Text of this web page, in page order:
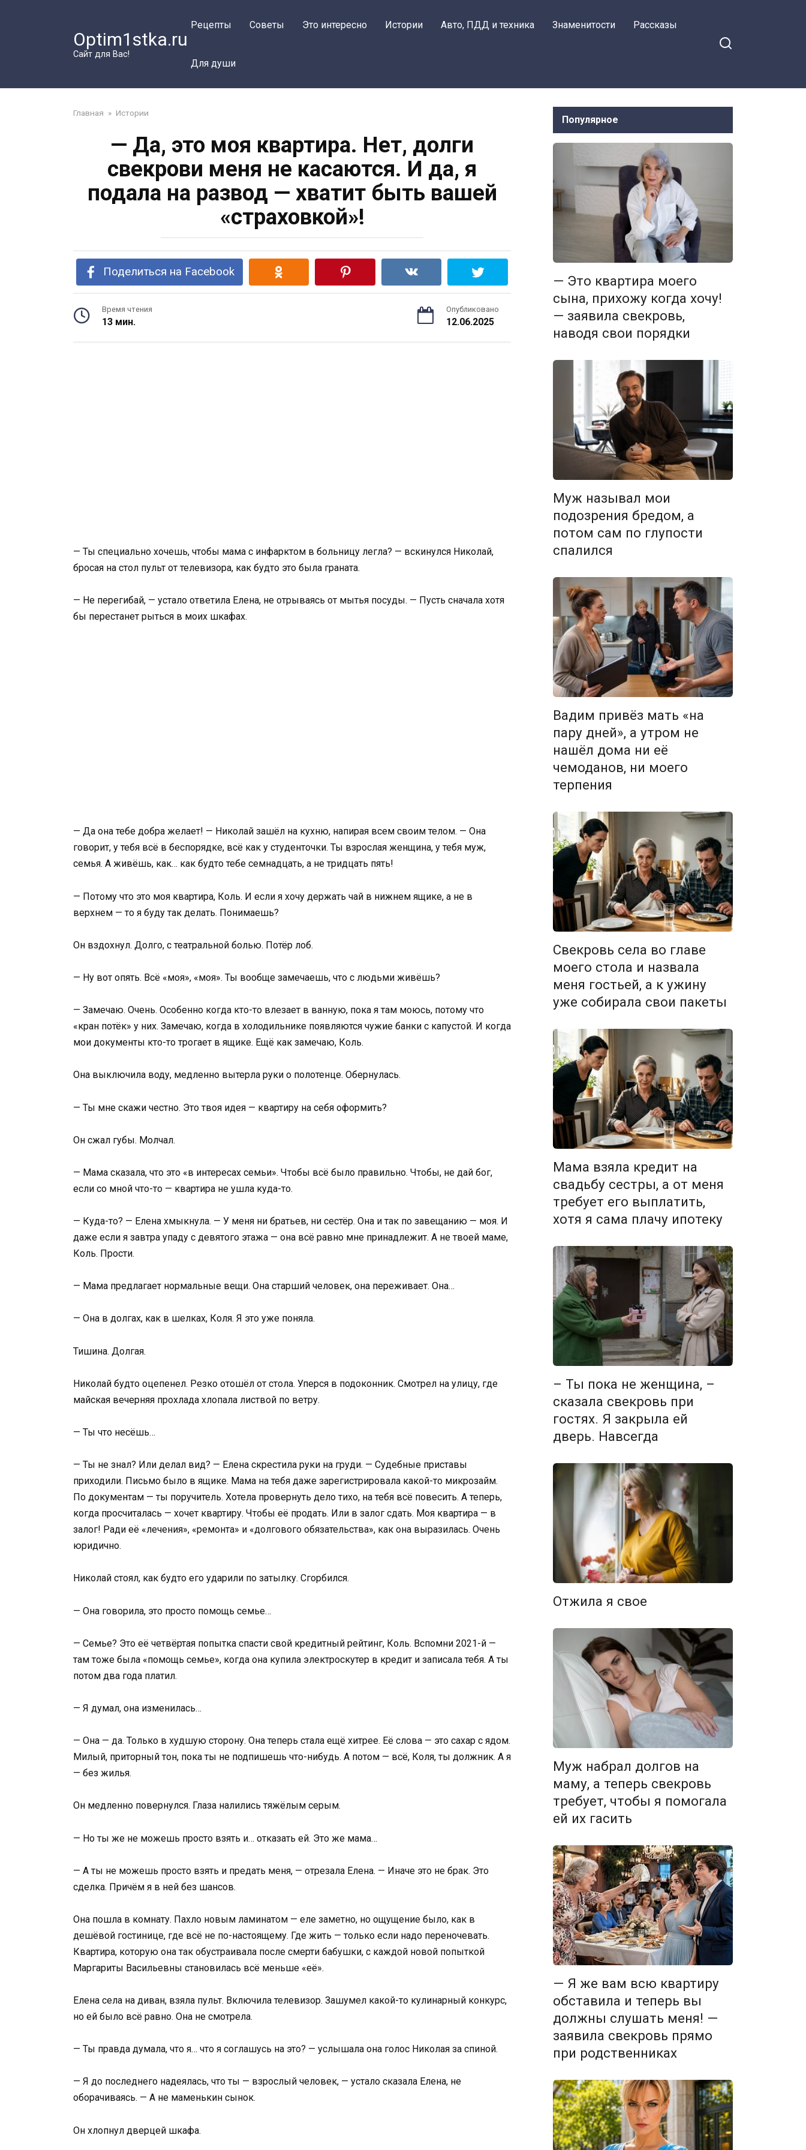
Optim1stka.ru
Сайт для Вас!
Рецепты Советы Это интересно Истории Авто, ПДД и техника Знаменитости Рассказы
Для души
Главная » Истории
— Да, это моя квартира. Нет, долги
свекрови меня не касаются. И да, я
подала на развод — хватит быть вашей
«страховкой»!
Поделиться на Facebook
Время чтения
13 мин.
Опубликовано
12.06.2025
— Ты специально хочешь, чтобы мама с инфарктом в больницу легла? — вскинулся Николай,
бросая на стол пульт от телевизора, как будто это была граната.
— Не перегибай, — устало ответила Елена, не отрываясь от мытья посуды. — Пусть сначала хотя
бы перестанет рыться в моих шкафах.
— Да она тебе добра желает! — Николай зашёл на кухню, напирая всем своим телом. — Она
говорит, у тебя всё в беспорядке, всё как у студенточки. Ты взрослая женщина, у тебя муж,
семья. А живёшь, как… как будто тебе семнадцать, а не тридцать пять!
— Потому что это моя квартира, Коль. И если я хочу держать чай в нижнем ящике, а не в
верхнем — то я буду так делать. Понимаешь?
Он вздохнул. Долго, с театральной болью. Потёр лоб.
— Ну вот опять. Всё «моя», «моя». Ты вообще замечаешь, что с людьми живёшь?
— Замечаю. Очень. Особенно когда кто-то влезает в ванную, пока я там моюсь, потому что
«кран потёк» у них. Замечаю, когда в холодильнике появляются чужие банки с капустой. И когда
мои документы кто-то трогает в ящике. Ещё как замечаю, Коль.
Она выключила воду, медленно вытерла руки о полотенце. Обернулась.
— Ты мне скажи честно. Это твоя идея — квартиру на себя оформить?
Он сжал губы. Молчал.
— Мама сказала, что это «в интересах семьи». Чтобы всё было правильно. Чтобы, не дай бог,
если со мной что-то — квартира не ушла куда-то.
— Куда-то? — Елена хмыкнула. — У меня ни братьев, ни сестёр. Она и так по завещанию — моя. И
даже если я завтра упаду с девятого этажа — она всё равно мне принадлежит. А не твоей маме,
Коль. Прости.
— Мама предлагает нормальные вещи. Она старший человек, она переживает. Она…
— Она в долгах, как в шелках, Коля. Я это уже поняла.
Тишина. Долгая.
Николай будто оцепенел. Резко отошёл от стола. Уперся в подоконник. Смотрел на улицу, где
майская вечерняя прохлада хлопала листвой по ветру.
— Ты что несёшь…
— Ты не знал? Или делал вид? — Елена скрестила руки на груди. — Судебные приставы
приходили. Письмо было в ящике. Мама на тебя даже зарегистрировала какой-то микрозайм.
По документам — ты поручитель. Хотела провернуть дело тихо, на тебя всё повесить. А теперь,
когда просчиталась — хочет квартиру. Чтобы её продать. Или в залог сдать. Моя квартира — в
залог! Ради её «лечения», «ремонта» и «долгового обязательства», как она выразилась. Очень
юридично.
Николай стоял, как будто его ударили по затылку. Сгорбился.
— Она говорила, это просто помощь семье…
— Семье? Это её четвёртая попытка спасти свой кредитный рейтинг, Коль. Вспомни 2021-й —
там тоже была «помощь семье», когда она купила электроскутер в кредит и записала тебя. А ты
потом два года платил.
— Я думал, она изменилась…
— Она — да. Только в худшую сторону. Она теперь стала ещё хитрее. Её слова — это сахар с ядом.
Милый, приторный тон, пока ты не подпишешь что-нибудь. А потом — всё, Коля, ты должник. А я
— без жилья.
Он медленно повернулся. Глаза налились тяжёлым серым.
— Но ты же не можешь просто взять и… отказать ей. Это же мама…
— А ты не можешь просто взять и предать меня, — отрезала Елена. — Иначе это не брак. Это
сделка. Причём я в ней без шансов.
Она пошла в комнату. Пахло новым ламинатом — еле заметно, но ощущение было, как в
дешёвой гостинице, где всё не по-настоящему. Где жить — только если надо переночевать.
Квартира, которую она так обустраивала после смерти бабушки, с каждой новой попыткой
Маргариты Васильевны становилась всё меньше «её».
Елена села на диван, взяла пульт. Включила телевизор. Зашумел какой-то кулинарный конкурс,
но ей было всё равно. Она не смотрела.
— Ты правда думала, что я… что я соглашусь на это? — услышала она голос Николая за спиной.
— Я до последнего надеялась, что ты — взрослый человек, — устало сказала Елена, не
оборачиваясь. — А не маменькин сынок.
Он хлопнул дверцей шкафа.
Популярное
— Это квартира моего
сына, прихожу когда хочу!
— заявила свекровь,
наводя свои порядки
Муж называл мои
подозрения бредом, а
потом сам по глупости
спалился
Вадим привёз мать «на
пару дней», а утром не
нашёл дома ни её
чемоданов, ни моего
терпения
Свекровь села во главе
моего стола и назвала
меня гостьей, а к ужину
уже собирала свои пакеты
Мама взяла кредит на
свадьбу сестры, а от меня
требует его выплатить,
хотя я сама плачу ипотеку
– Ты пока не женщина, –
сказала свекровь при
гостях. Я закрыла ей
дверь. Навсегда
Отжила я свое
Муж набрал долгов на
маму, а теперь свекровь
требует, чтобы я помогала
ей их гасить
— Я же вам всю квартиру
обставила и теперь вы
должны слушать меня! —
заявила свекровь прямо
при родственниках
я и наши будущие
ребятишки, точка!